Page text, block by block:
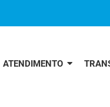
ATENDIMENTO